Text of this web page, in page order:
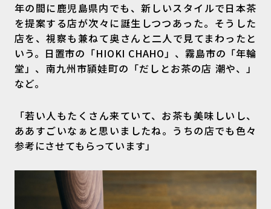
年の間に鹿児島県内でも、新しいスタイルで日本茶
を提案する店が次々に誕生しつつあった。そうした
店を、視察も兼ねて奥さんと二人で見てまわったと
いう。日置市の「HIOKI CHAHO」、霧島市の「年輪
堂」、南九州市頴娃町の「だしとお茶の店 潮や、」
など。
「若い人もたくさん来ていて、お茶も美味しいし、
ああすごいなぁと思いましたね。うちの店でも色々
参考にさせてもらっています」